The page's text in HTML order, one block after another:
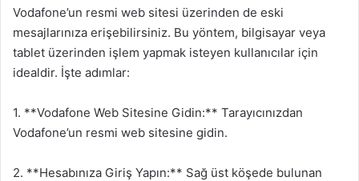
Vodafone’un resmi web sitesi üzerinden de eski
mesajlarınıza erişebilirsiniz. Bu yöntem, bilgisayar veya
tablet üzerinden işlem yapmak isteyen kullanıcılar için
idealdir. İşte adımlar:
1. **Vodafone Web Sitesine Gidin:** Tarayıcınızdan
Vodafone’un resmi web sitesine gidin.
2. **Hesabınıza Giriş Yapın:** Sağ üst köşede bulunan